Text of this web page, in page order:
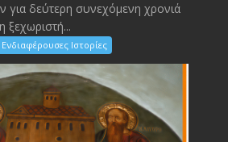
για δεύτερη συνεχόμενη χρονιά
ξεχωριστή...
Ενδιαφέρουσες Ιστορίες